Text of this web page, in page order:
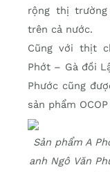
rộng thị
trên cả nước.
Cũng với thịt
Phớt – Gà đồi
Phước cũng
sản phẩm
Sản phẩm A
anh Ngô Văn